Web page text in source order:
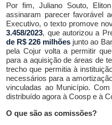
Por fim, Juliano Souto,
assinaram parecer favorável a
Executivo,o texto promove
3.458/2023, que autorizou a
de R$ 226 milhões junto ao
pela Cojur volta a permitir
para a aquisição de áreas de
trecho que permitia à
necessários para a
vinculadas ao Município.
distribuído agora à Coosp e à
O que são as comissões?